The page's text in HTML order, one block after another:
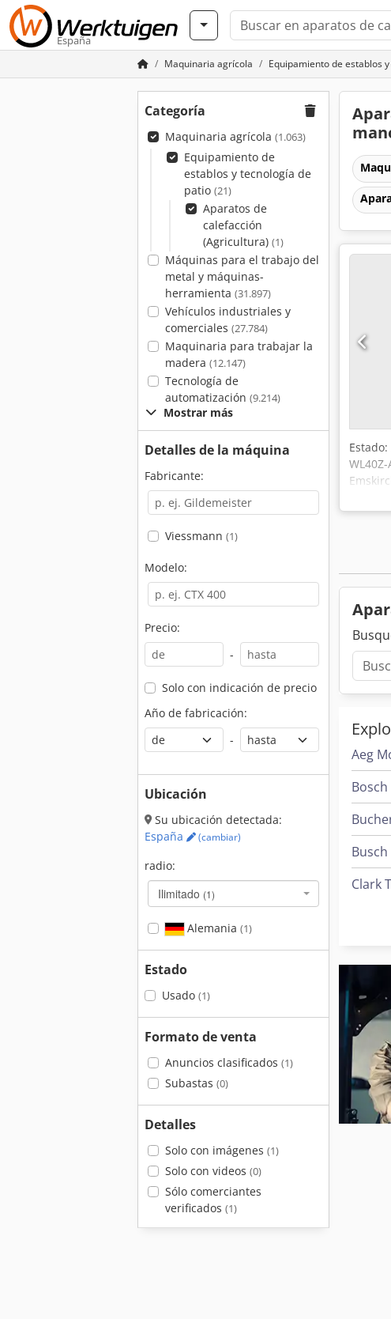
España
Maquinaria agrícola Equipamiento de establos
Categoría
Maquinaria agrícola (1.063)
Equipamiento de
establos y tecnología de
patio (21)
Aparatos de
calefacción
(Agricultura) (1)
Máquinas para el trabajo del
metal y máquinas-
herramienta (31.897)
Vehículos industriales y
comerciales (27.784)
Maquinaria para trabajar la
madera (12.147)
Tecnología de
automatización (9.214)
Mostrar más
Detalles de la máquina
Fabricante:
Viessmann (1)
Modelo:
Precio:
-
Solo con indicación de precio
Año de fabricación:
-
Ubicación
Su ubicación detectada:
España
(cambiar)
radio:
Ilimitado (1)
Alemania (1)
Estado
Usado (1)
Formato de venta
Anuncios clasificados (1)
Subastas (0)
Detalles
Solo con imágenes (1)
Solo con videos (0)
Sólo comerciantes
verificados (1)
Estado:
Aeg
Clark
Ge
Hp